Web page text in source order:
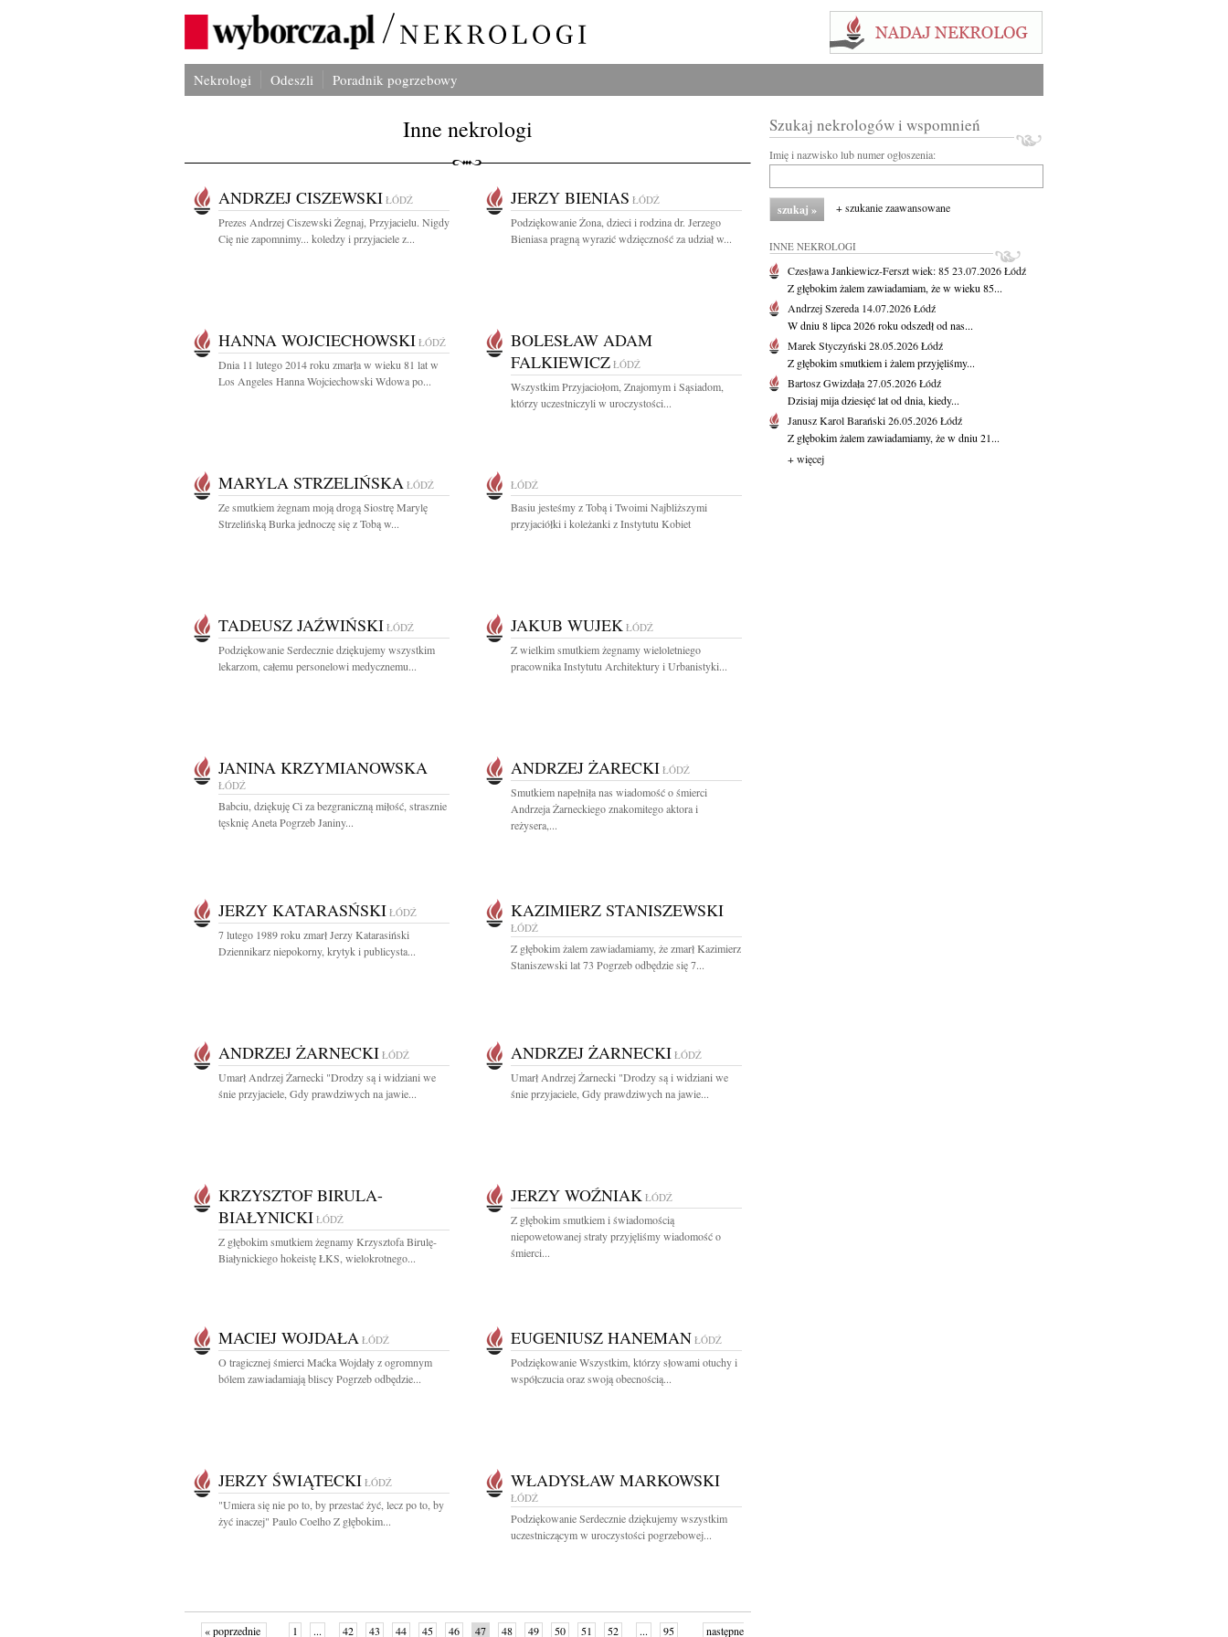
Nekrologi Odeszli Poradnik pogrzebowy
Inne nekrologi
ANDRZEJ CISZEWSKI ŁÓDŹ
Prezes Andrzej Ciszewski Żegnaj, Przyjacielu. Nigdy
Cię nie zapomnimy... koledzy i przyjaciele z...
JERZY BIENIAS ŁÓDŹ
Podziękowanie Żona, dzieci i rodzina dr. Jerzego
Bieniasa pragną wyrazić wdzięczność za udział w...
HANNA WOJCIECHOWSKI ŁÓDŹ
Dnia 11 lutego 2014 roku zmarła w wieku 81 lat w
Los Angeles Hanna Wojciechowski Wdowa po...
BOLESŁAW ADAM
FALKIEWICZ ŁÓDŹ
Wszystkim Przyjaciołom, Znajomym i Sąsiadom,
którzy uczestniczyli w uroczystości...
MARYLA STRZELIŃSKA ŁÓDŹ
Ze smutkiem żegnam moją drogą Siostrę Marylę
Strzelińską Burka jednoczę się z Tobą w...
ŁÓDŹ
Basiu jesteśmy z Tobą i Twoimi Najbliższymi
przyjaciółki i koleżanki z Instytutu Kobiet
TADEUSZ JAŹWIŃSKI ŁÓDŹ
Podziękowanie Serdecznie dziękujemy wszystkim
lekarzom, całemu personelowi medycznemu...
JAKUB WUJEK ŁÓDŹ
Z wielkim smutkiem żegnamy wieloletniego
pracownika Instytutu Architektury i Urbanistyki...
JANINA KRZYMIANOWSKA
ŁÓDŹ
Babciu, dziękuję Ci za bezgraniczną miłość, strasznie
tęsknię Aneta Pogrzeb Janiny...
ANDRZEJ ŻARECKI ŁÓDŹ
Smutkiem napełniła nas wiadomość o śmierci
Andrzeja Żarneckiego znakomitego aktora i
reżysera,...
JERZY KATARASŃSKI ŁÓDŹ
7 lutego 1989 roku zmarł Jerzy Katarasiński
Dziennikarz niepokorny, krytyk i publicysta...
KAZIMIERZ STANISZEWSKI
ŁÓDŹ
Z głębokim żalem zawiadamiamy, że zmarł Kazimierz
Staniszewski lat 73 Pogrzeb odbędzie się 7...
ANDRZEJ ŻARNECKI ŁÓDŹ
Umarł Andrzej Żarnecki "Drodzy są i widziani we
śnie przyjaciele, Gdy prawdziwych na jawie...
ANDRZEJ ŻARNECKI ŁÓDŹ
Umarł Andrzej Żarnecki "Drodzy są i widziani we
śnie przyjaciele, Gdy prawdziwych na jawie...
KRZYSZTOF BIRULA-
BIAŁYNICKI ŁÓDŹ
Z głębokim smutkiem żegnamy Krzysztofa Birulę-
Białynickiego hokeistę ŁKS, wielokrotnego...
JERZY WOŹNIAK ŁÓDŹ
Z głębokim smutkiem i świadomością
niepowetowanej straty przyjęliśmy wiadomość o
śmierci...
MACIEJ WOJDAŁA ŁÓDŹ
O tragicznej śmierci Maćka Wojdały z ogromnym
bólem zawiadamiają bliscy Pogrzeb odbędzie...
EUGENIUSZ HANEMAN ŁÓDŹ
Podziękowanie Wszystkim, którzy słowami otuchy i
współczucia oraz swoją obecnością...
JERZY ŚWIĄTECKI ŁÓDŹ
"Umiera się nie po to, by przestać żyć, lecz po to, by
żyć inaczej" Paulo Coelho Z głębokim...
WŁADYSŁAW MARKOWSKI
ŁÓDŹ
Podziękowanie Serdecznie dziękujemy wszystkim
uczestniczącym w uroczystości pogrzebowej...
« poprzednie 1 ... 42 43 44 45 46 47 48 49 50 51 52 ... 95 następne
Szukaj nekrologów i wspomnień
Imię i nazwisko lub numer ogłoszenia:
+ szukanie zaawansowane
INNE NEKROLOGI
Czesława Jankiewicz-Fersztwiek: 8523.07.2026Łódź
Z głębokim żalem zawiadamiam, że w wieku 85...
Andrzej Szereda 14.07.2026Łódź
W dniu 8 lipca 2026 roku odszedł od nas...
Marek Styczyński28.05.2026Łódź
Z głębokim smutkiem i żalem przyjęliśmy...
Bartosz Gwizdała27.05.2026Łódź
Dzisiaj mija dziesięć lat od dnia, kiedy...
Janusz Karol Barański26.05.2026Łódź
Z głębokim żalem zawiadamiamy, że w dniu 21...
+ więcej